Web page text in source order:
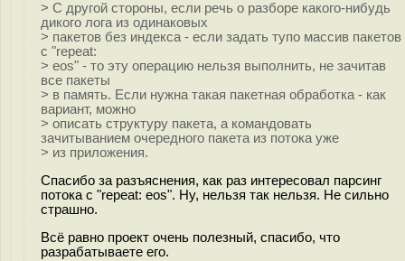
> С другой стороны, если речь о разборе какого-нибудь
дикого лога из одинаковых
> пакетов без индекса - если задать тупо массив пакетов
с "repeat:
> eos" - то эту операцию нельзя выполнить, не зачитав
все пакеты
> в память. Если нужна такая пакетная обработка - как
вариант, можно
> описать структуру пакета, а командовать
зачитыванием очередного пакета из потока уже
> из приложения.
Спасибо за разъяснения, как раз интересовал парсинг
потока с "repeat: eos". Ну, нельзя так нельзя. Не сильно
страшно.
Всё равно проект очень полезный, спасибо, что
разрабатываете его.